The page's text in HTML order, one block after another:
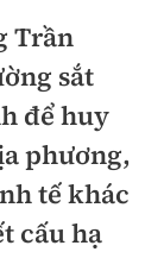
Trần
sắt
để huy
phương,
tế khác
cấu hạ